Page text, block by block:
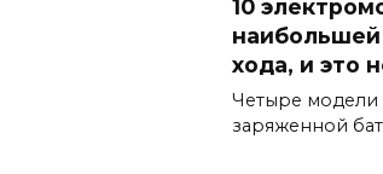
10
хода, и это
Четыре модели
заряженной